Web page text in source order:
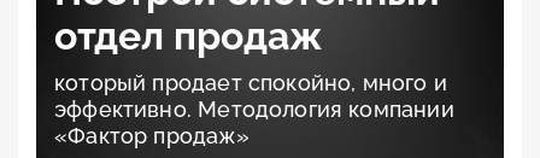
отдел продаж
который продает спокойно, много и
эффективно. Методология компании
«Фактор продаж»